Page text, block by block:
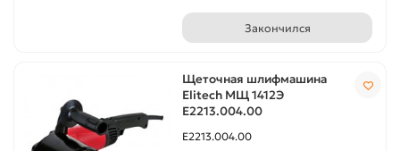
Закончился
Щеточная шлифмашина
Elitech МЩ 1412Э
Е2213.004.00
Е2213.004.00